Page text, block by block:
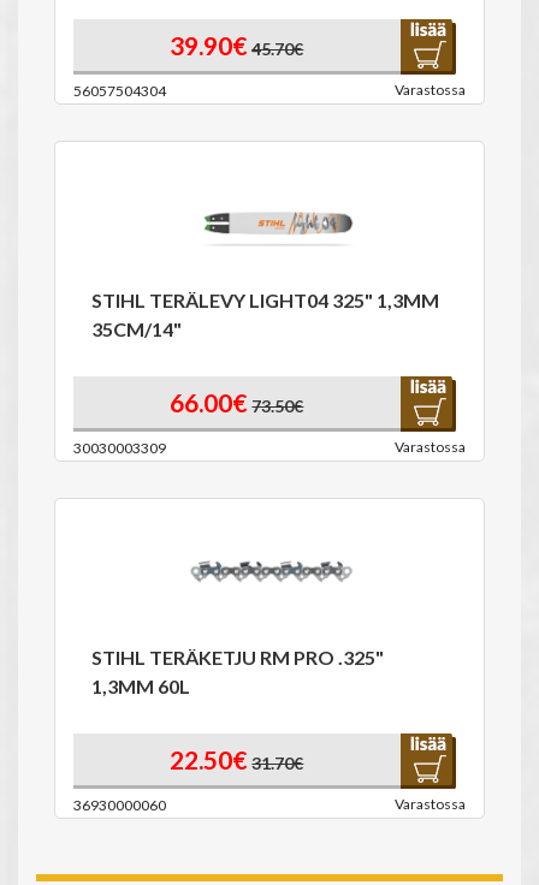
39.90€ 45.70€
56057504304 Varastossa
STIHL TERÄLEVY LIGHT04 325" 1,3MM
35CM/14"
66.00€ 73.50€
30030003309 Varastossa
STIHL TERÄKETJU RM PRO .325"
1,3MM 60L
22.50€ 31.70€
36930000060 Varastossa